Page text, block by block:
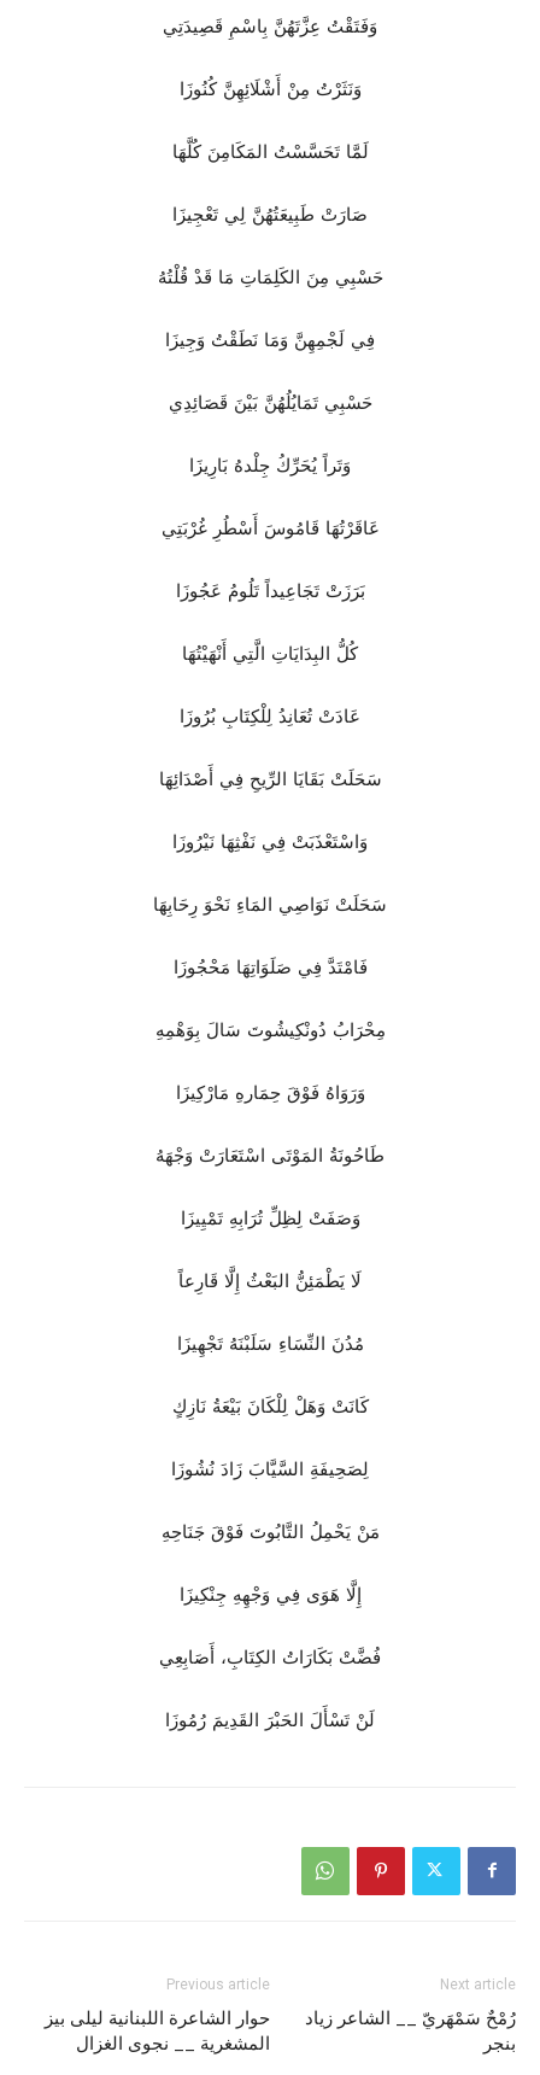
وَفَتَقْتُ عِزَّتَهُنَّ بِاسْمِ قَصِيدَتِي
وَنَثَرْتُ مِنْ أَشْلَائِهِنَّ كُنُوزَا
لَمَّا تَحَسَّسْتُ المَكَامِنَ كُلَّهَا
صَارَتْ طَبِيعَتُهُنَّ لِي تَعْجِيزَا
حَسْبِي مِنَ الكَلِمَاتِ مَا قَدْ قُلْتُهُ
فِي لَجْمِهِنَّ وَمَا نَطَقْتُ وَجِيزَا
حَسْبِي تَمَايُلُهُنَّ بَيْنَ قَصَائِدِي
وَتَراً يُحَرِّكُ جِلْدهُ بَارِيزَا
عَاقَرْتُهَا قَامُوسَ أَسْطُرِ غُرْبَتِي
بَرَزَتْ تَجَاعِيداً تَلُومُ عَجُوزَا
كُلُّ البِدَايَاتِ الَّتِي أَنْهَيْتُهَا
عَادَتْ تُعَانِدُ لِلْكِتَابِ بُرُوزَا
سَحَلَتْ بَقَايَا الرِّيحِ فِي أَصْدَائِهَا
وَاسْتَعْذَبَتْ فِي نَفْثِهَا نَيْرُوزَا
سَحَلَتْ نَوَاصِي المَاءِ نَحْوَ رِحَابِهَا
فَامْتَدَّ فِي صَلَوَاتِهَا مَحْجُوزَا
مِحْرَابُ دُونْكِيشُوتَ سَالَ بِوَهْمِهِ
وَرَوَاهُ فَوْقَ حِمَارهِ مَارْكِيزَا
طَاحُونَةُ المَوْتَى اسْتَعَارَتْ وَجْهَهُ
وَصَفَتْ لِظِلِّ تُرَابِهِ تَمْيِيزَا
لَا يَطْمَئِنُّ البَعْثُ إِلَّا قَارِعاً
مُدُنَ النِّسَاءِ سَلَبْنَهُ تَجْهِيزَا
كَانَتْ وَهَلْ لِلْكَانَ بَيْعَةُ نَازِكٍ
لِصَحِيفَةِ السَّيَّابَ زَادَ نُشُوزَا
مَنْ يَحْمِلُ التَّابُوتَ فَوْقَ جَنَاحِهِ
إِلَّا هَوَى فِي وَجْهِهِ جِنْكِيزَا
فُضَّتْ بَكَارَاتُ الكِتَابِ، أَصَابِعِي
لَنْ تَسْأَلَ الحَبْرَ القَدِيمَ رُمُوزَا
Previous article
حوار الشاعرة اللبنانية ليلى بيز
المشغرية __ نجوى الغزال
Next article
رُمْحٌ سَمْهَريّ __ الشاعر زياد
بنجر